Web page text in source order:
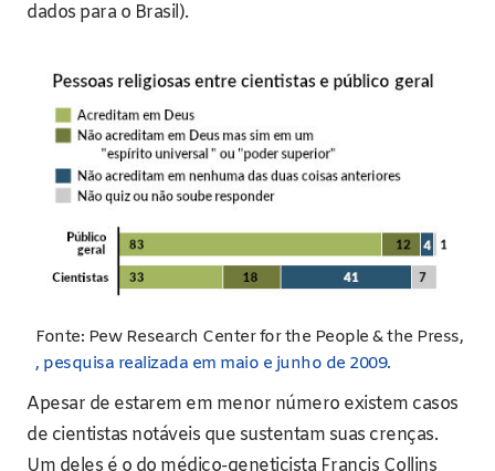
dados para o Brasil).
Fonte: Pew Research Center for the People & the Press,
, pesquisa realizada em maio e junho de 2009.
Apesar de estarem em menor número existem casos
de cientistas notáveis que sustentam suas crenças.